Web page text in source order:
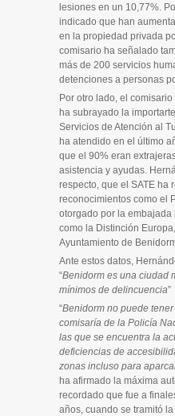
lesiones en un 10,77%.
indicado que han
en la propiedad privada
comisario ha señalado
más de 200 servicios
detenciones a personas
Por otro lado, el
ha subrayado la
Servicios de Atención al
ha atendido en el último
que el 90% eran
asistencia y ayudas.
respecto, que el SATE ha
reconocimientos como el
otorgado por la
como la Distinción
Ayuntamiento de
Ante estos datos,
“Benidorm es una ciudad
mínimos de delincuencia”
“Benidorm no puede
comisaría de la Policía
las que se encuentra la
deficiencias de
zonas incluso para
ha afirmado la máxima
recordado que fue a
años, cuando se tramitó